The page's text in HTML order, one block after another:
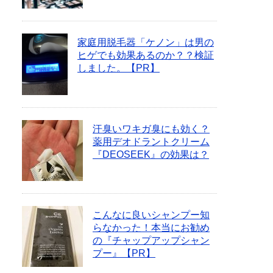
家庭用脱毛器「ケノン」は男の
ヒゲでも効果あるのか？？検証
しました。【PR】
汗臭いワキガ臭にも効く？
薬用デオドラントクリーム
『DEOSEEK』の効果は？
こんなに良いシャンプー知
らなかった！本当にお勧め
の『チャップアップシャン
プー』【PR】